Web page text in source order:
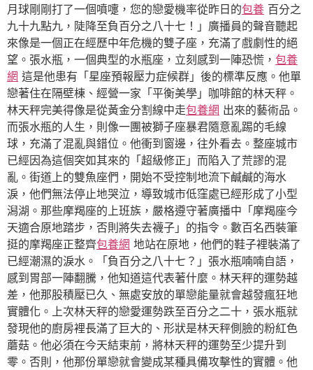
月球剛剛打了一個噴嚏，您的戀愛機率從昨日的包養 百分之
九十九點九，陡降至負百分之八十七！」廣播員的聲音聽起
來像是一個正在經歷中年危機的雙子座，充滿了戲劇性的絕
望。張水瓶，一個典型的水瓶座，立刻感到一陣恐慌， 包養
網 這是他患有「星座預報壓力症候群」後的標準反應。他單
戀著住在隔壁棟、經營一家「平衡美學」咖啡館的林天秤。
林天秤完美得像是從黃金分割線中走包養網 出來的藝術品。
而張水瓶的人生，則像一團被獅子座暴君隨意亂踢的毛線
球，充滿了混亂與錯位。他衝到窗邊，往外看去。整座城市
已經因為這個突如其來的「超級修正」而陷入了荒謬的混
亂。街道上的雙魚座們，開始不受控制地流下鹹鹹的海水
淚，他們無法停止地哭泣，導致城市低窪處已經形成了小型
潟湖。那些摩羯座的上班族，嚴格遵守著廣播中「摩羯座今
天適合原地踏步，否則將失去襪子」的指令。數百名西裝筆
挺的摩羯座正整齊包養網 地站在原地，他們的鞋子裡裝滿了
已經潮濕的淚水。「負百分之八十七？」張水瓶喃喃自語，
感到胃部一陣翻騰，他知道這代表著什麼。林天秤的運勢越
差，他那股積壓已久、無處安放的單戀能量就會越發瘋狂地
實體化。上次林天秤的戀愛運勢跌至百分之二十，張水瓶就
發現他的廚房裡長滿了巨大的、形狀是林天秤側臉的粉紅色
蘑菇。他必須在今天結束前，將林天秤的運勢至少提升到
零。否則，他那份單戀就會變成某種具備攻擊性的實體。他